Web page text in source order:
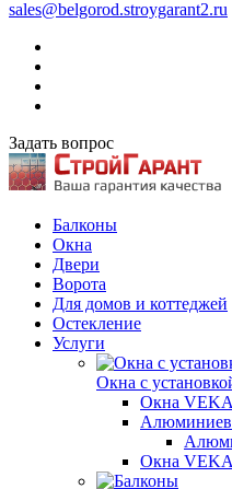
sales@belgorod.stroygarant2.ru
Задать вопрос
Балконы
Окна
Двери
Ворота
Для домов и коттеджей
Остекление
Услуги
Окна с
Окна VEKA
Окна VEKA